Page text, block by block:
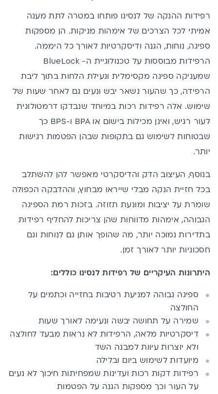
רפידות ההנקה של לנסינו פותחו במטרה לתת מענה
אמיתי לכל הצרכים של אימהות מניקות. הן מספקות
ספיגה, נוחות, הגנה ודיסקרטיות לאורך כל היממה.
הרפידות מבוססות על טכנולוגיית ה- BlueLock
שמעניקה ספיגה מקסימלית ונעילת הלחות בתוך ליבת
הרפידה, כך שהעור נשאר יבש ונעים גם לאחר שעות של
שימוש. אלה רפידות רכות במיוחד שנבדקו דרמטולוגית
לעור רגיש, ואינן מכילות בישום או BPA ו-BPS כך
שבטוחות לשימוש גם בתקופות שבהן הפטמות רגישות
יותר.
בנוסף, העיצוב הדק והדיסקרטי מאפשר להן להשתלב
בכל חזיית הנקה מבלי שייראו מבחוץ, וההדבקה הכפולה
שומרת על יציבות ומונעת תזוזה. בזכות רמת הספיגה
הגבוהה, אימהות מדווחות שהן צריכות להחליף רפידות
בתדירות נמוכה יותר, מה שהופך אותן גם לנוחות וגם
חסכוניות יותר לאורך זמן.
היתרונות העיקריים של רפידות לנסינו כוללים:
ספיגה גבוהה למניעת רטיבות בחזייה וכתמים על
החולצה
שמירה על תחושה יבשה ונעימה לאורך שעות
דיסקרטיות מלאה, הרפידות לא נראות מבעד לחולצה
ולא יוצרות עיוות למבנה השד
מיועדות לשימוש ביום ובלילה
רפידות דקות רכות ועדינות שמפחיתות חיכוך לא נעים
על העור וכך מספקות הגנה על הפטמות